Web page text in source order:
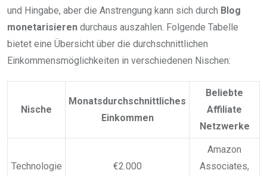
und Hingabe, aber die Anstrengung kann sich durch Blog
monetarisieren durchaus auszahlen. Folgende Tabelle
bietet eine Übersicht über die durchschnittlichen
Einkommensmöglichkeiten in verschiedenen Nischen:
Nische
Monatsdurchschnittliches
Einkommen
Beliebte
Affiliate
Netzwerke
Technologie €2.000
Amazon
Associates,